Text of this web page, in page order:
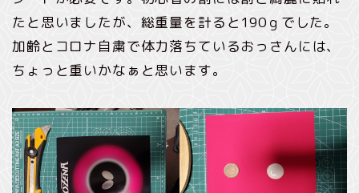
たと思いましたが、総重量を計ると190ｇでした。
加齢とコロナ自粛で体力落ちているおっさんには、
ちょっと重いかなぁと思います。